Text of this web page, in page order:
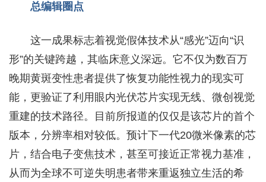
总编辑圈点
这一成果标志着视觉假体技术从“感光”迈向“识
形”的关键跨越，其临床意义深远。它不仅为数百万
晚期黄斑变性患者提供了恢复功能性视力的现实可
能，更验证了利用眼内光伏芯片实现无线、微创视觉
重建的技术路径。目前所报道的仅仅是该芯片的首个
版本，分辨率相对较低。预计下一代20微米像素的芯
片，结合电子变焦技术，甚至可接近正常视力基准，
从而为全球不可逆失明患者带来重返独立生活的希